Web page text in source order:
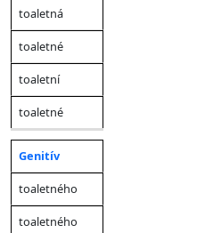
toaletná
toaletné
toaletní
toaletné
Genitív
toaletného
toaletného